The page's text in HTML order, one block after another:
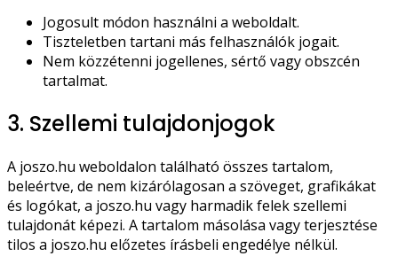
Jogosult módon használni a weboldalt.
Tiszteletben tartani más felhasználók jogait.
Nem közzétenni jogellenes, sértő vagy obszcén
tartalmat.
3. Szellemi tulajdonjogok
A joszo.hu weboldalon található összes tartalom,
beleértve, de nem kizárólagosan a szöveget, grafikákat
és logókat, a joszo.hu vagy harmadik felek szellemi
tulajdonát képezi. A tartalom másolása vagy terjesztése
tilos a joszo.hu előzetes írásbeli engedélye nélkül.